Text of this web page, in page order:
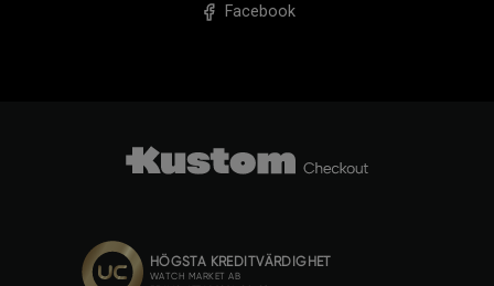
Facebook